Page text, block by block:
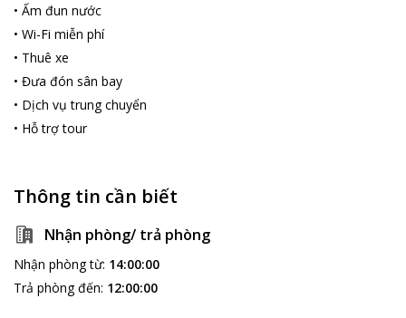
• Ấm đun nước
• Wi-Fi miễn phí
• Thuê xe
• Đưa đón sân bay
• Dịch vụ trung chuyển
• Hỗ trợ tour
Thông tin cần biết
Nhận phòng/ trả phòng
Nhận phòng từ: 14:00:00
Trả phòng đến: 12:00:00